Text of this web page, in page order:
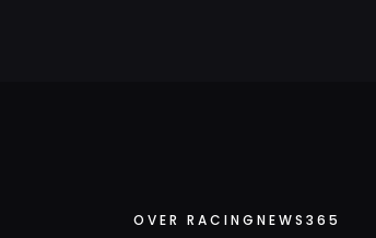
OVER RACINGNEWS365